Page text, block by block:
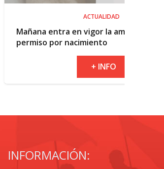
vigor la ampliación del
INFORMACIÓN: